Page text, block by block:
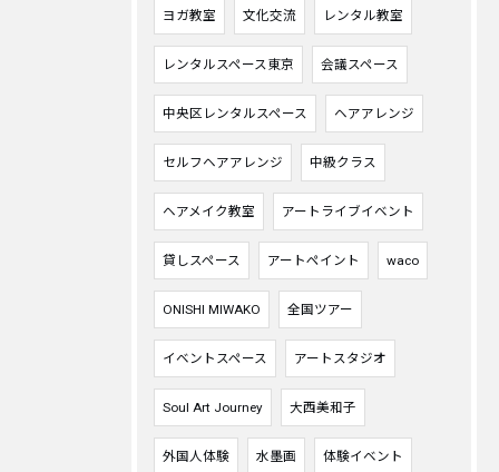
ヨガ教室 文化交流 レンタル教室
レンタルスペース東京 会議スペース
中央区レンタルスペース ヘアアレンジ
セルフヘアアレンジ 中級クラス
ヘアメイク教室 アートライブイベント
貸しスペース アートペイント waco
ONISHI MIWAKO 全国ツアー
イベントスペース アートスタジオ
Soul Art Journey 大西美和子
外国人体験 水墨画 体験イベント